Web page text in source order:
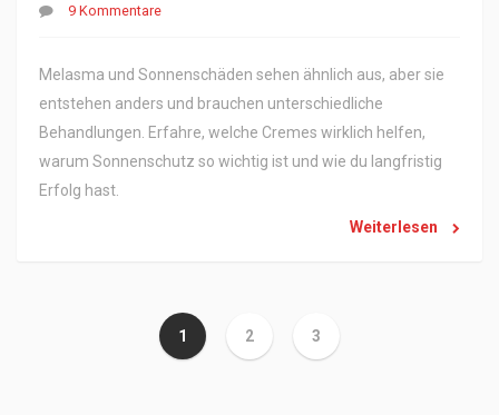
9 Kommentare
Melasma und Sonnenschäden sehen ähnlich aus, aber sie
entstehen anders und brauchen unterschiedliche
Behandlungen. Erfahre, welche Cremes wirklich helfen,
warum Sonnenschutz so wichtig ist und wie du langfristig
Erfolg hast.
Weiterlesen
1 2 3